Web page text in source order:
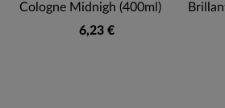
Cologne Midnigh (400ml)
6,23 €